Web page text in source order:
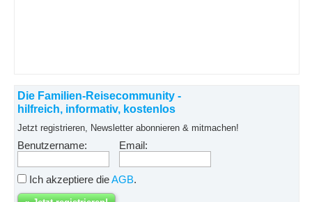
Die Familien-Reisecommunity -
hilfreich, informativ, kostenlos
Jetzt registrieren, Newsletter abonnieren & mitmachen!
Benutzername: Email:
Ich akzeptiere dieAGB.